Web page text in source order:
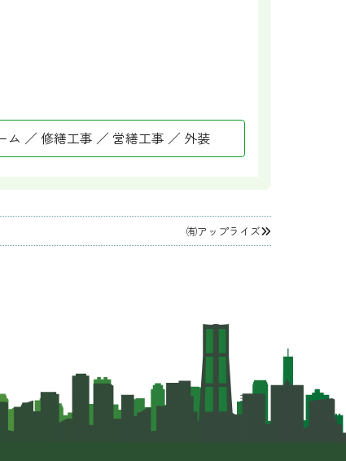
ム ／ 修繕工事 ／ 営繕工事 ／ 外装
㈲アップライズ